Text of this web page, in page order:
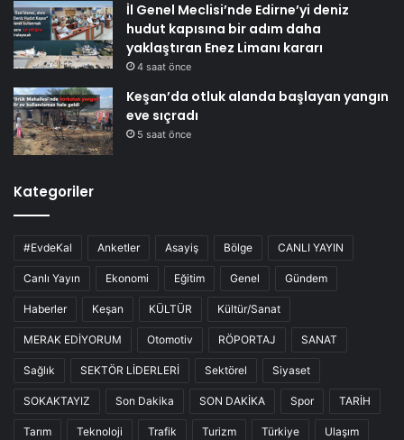
İl Genel Meclisi’nde Edirne’yi deniz
hudut kapısına bir adım daha
yaklaştıran Enez Limanı kararı
4 saat önce
Keşan’da otluk alanda başlayan yangın
eve sıçradı
5 saat önce
Kategoriler
#EvdeKal Anketler Asayiş Bölge CANLI YAYIN
Canlı Yayın Ekonomi Eğitim Genel Gündem
Haberler Keşan KÜLTÜR Kültür/Sanat
MERAK EDİYORUM Otomotiv RÖPORTAJ SANAT
Sağlık SEKTÖR LİDERLERİ Sektörel Siyaset
SOKAKTAYIZ Son Dakika SON DAKİKA Spor TARİH
Tarım Teknoloji Trafik Turizm Türkiye Ulaşım